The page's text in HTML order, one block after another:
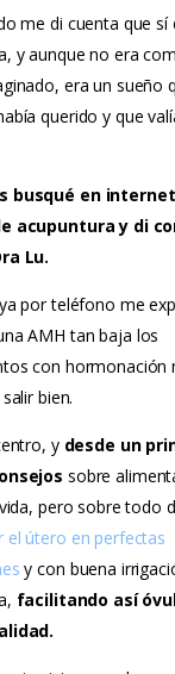
me di cuenta que sí
y aunque no era
era un sueño
querido y que
busqué en
acupuntura y di
Lu.
por teléfono me
AMH tan baja los
con hormonación
bien.
y desde un
sobre
pero sobre todo
el útero en perfectas
y con buena
facilitando así